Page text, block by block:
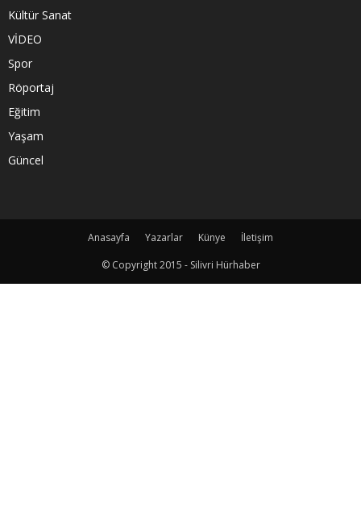
Kültür Sanat
VİDEO
Spor
Röportaj
Eğitim
Yaşam
Güncel
Anasayfa Yazarlar Künye
İletişim
© Copyright 2015 - Silivri Hürhaber